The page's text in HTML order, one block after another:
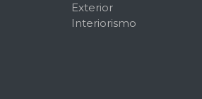
Exterior
Interiorismo